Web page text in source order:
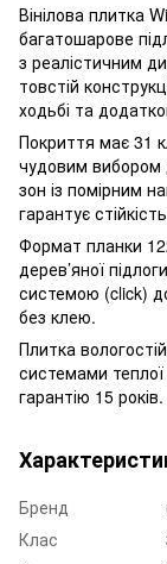
Вінілова плитка
багатошарове
з реалістичним
товстій
ходьбі та
Покриття має 31
чудовим вибором
зон із помірним
гарантує
Формат планки
дерев’яної
системою (click)
без клею.
Плитка
системами
гарантію 15 років.
Бренд
Клас